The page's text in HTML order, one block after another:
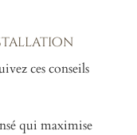
ces conseils
qui maximise